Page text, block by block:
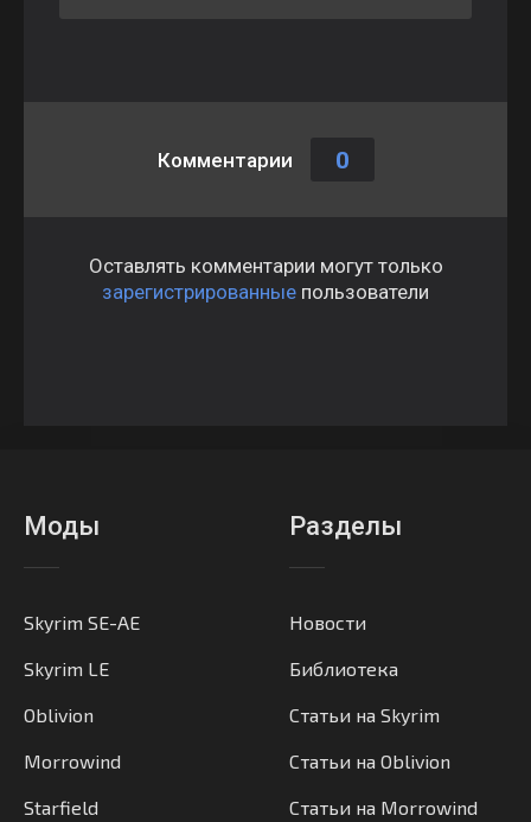
Комментарии 0
Оставлять комментарии могут только
зарегистрированные пользователи
Моды
Skyrim SE-AE
Skyrim LE
Oblivion
Morrowind
Starfield
Разделы
Новости
Библиотека
Статьи на Skyrim
Статьи на Oblivion
Статьи на Morrowind